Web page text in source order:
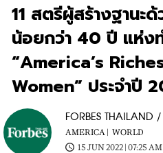
11 สตรีผู้สร้างฐานะ
น้อยกว่า 40 ปี แห่ง
“America’s
Women” ประจำปี
FORBES THAILAND
AMERICA | WORLD
15 JUN 2022 | 07:25 AM